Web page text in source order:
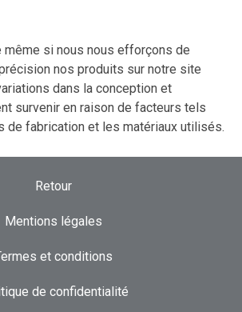
même si nous nous efforçons de
nos produits sur notre site
dans la conception et
survenir en raison de facteurs tels
de fabrication et les matériaux utilisés.
Retour
Mentions légales
et conditions
de confidentialité